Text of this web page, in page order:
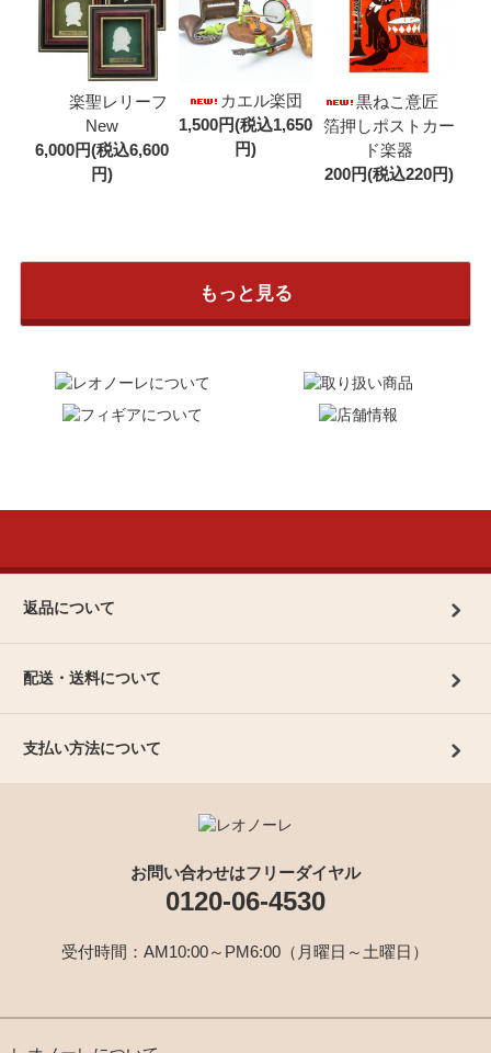
楽聖レリーフ
New
6,000円(税込6,600
円)
カエル楽団
1,500円(税込1,650
円)
黒ねこ意匠
箔押しポストカー
ド楽器
200円(税込220円)
もっと見る
返品について
配送・送料について
支払い方法について
お問い合わせはフリーダイヤル
0120-06-4530
受付時間：AM10:00～PM6:00（月曜日～土曜日）